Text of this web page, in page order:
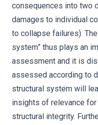
consequences into two
damages to individual
to collapse failures).
system” thus plays an
assessment and it is
assessed according to
structural system will
insights of relevance
structural integrity.